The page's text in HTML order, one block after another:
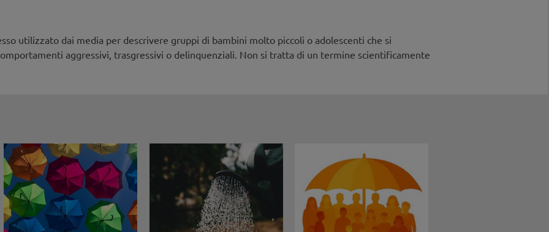
utilizzato dai media per descrivere gruppi di bambini molto piccoli o adolescenti che si
aggressivi, trasgressivi o delinquenziali. Non si tratta di un termine scientificamente